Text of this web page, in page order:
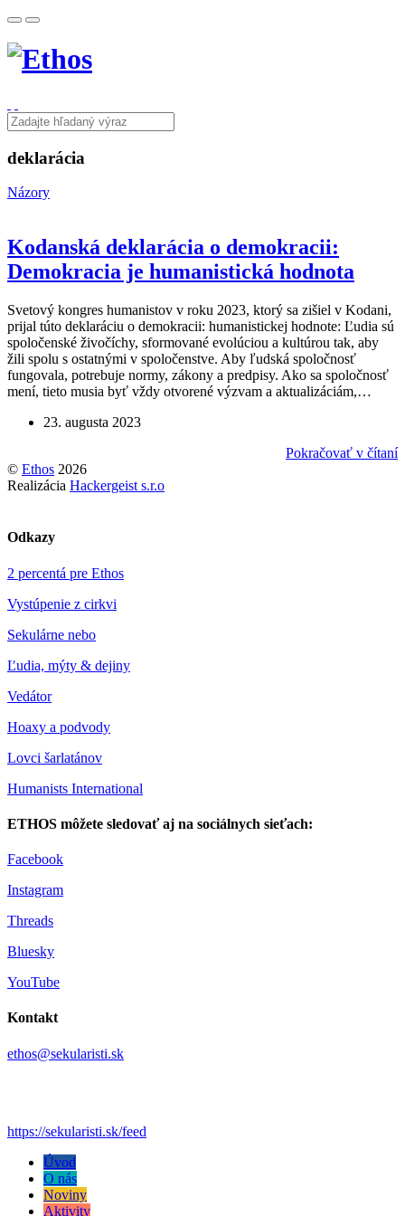
deklarácia
Názory
Kodanská deklarácia o demokracii:
Demokracia je humanistická hodnota
Svetový kongres humanistov v roku 2023, ktorý sa zišiel v Kodani,
prijal túto deklaráciu o demokracii: humanistickej hodnote: Ľudia sú
spoločenské živočíchy, sformované evolúciou a kultúrou tak, aby
žili spolu s ostatnými v spoločenstve. Aby ľudská spoločnosť
fungovala, potrebuje normy, zákony a predpisy. Ako sa spoločnosť
mení, tieto musia byť vždy otvorené výzvam a aktualizáciám,…
23. augusta 2023
Pokračovať v čítaní
© Ethos 2026
Realizácia Hackergeist s.r.o
Odkazy
2 percentá pre Ethos
Vystúpenie z cirkvi
Sekulárne nebo
Ľudia, mýty & dejiny
Vedátor
Hoaxy a podvody
Lovci šarlatánov
Humanists International
ETHOS môžete sledovať aj na sociálnych sieťach:
Facebook
Instagram
Threads
Bluesky
YouTube
Kontakt
ethos@sekularisti.sk
https://sekularisti.sk/feed
Úvod
O nás
Noviny
Aktivity